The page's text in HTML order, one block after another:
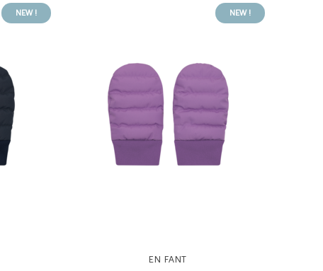
NEW ! NEW !
EN FANT